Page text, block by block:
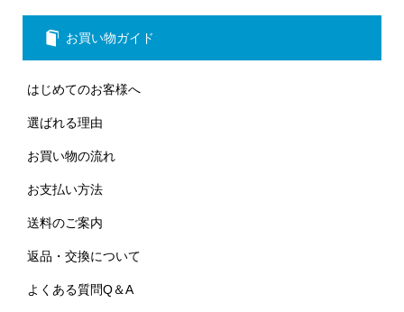
お買い物ガイド
はじめてのお客様へ
選ばれる理由
お買い物の流れ
お支払い方法
送料のご案内
返品・交換について
よくある質問Q＆A